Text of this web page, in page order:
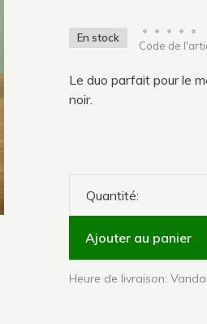
En stock
• • • •
•
Code de
Le duo parfait pour le
noir.
Quantité:
Ajouter au panier
Heure de livraison: